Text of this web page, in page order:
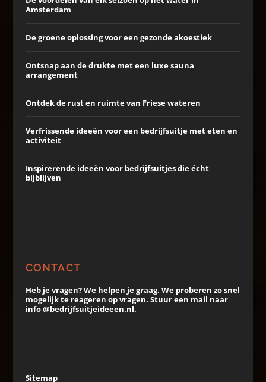
Amsterdam
De groene oplossing voor een gezonde akoestiek
Ontsnap aan de drukte met een luxe sauna
arrangement
Ontdek de rust en ruimte van Friese wateren
Verfrissende ideeën voor een bedrijfsuitje met eten en
activiteit
Inspirerende ideeën voor bedrijfsuitjes die écht
bijblijven
CONTACT
Heb je vragen? We helpen je graag. We proberen zo snel
mogelijk te reageren op vragen. Stuur een mail naar
info @bedrijfsuitjeideeen.nl.
Sitemap